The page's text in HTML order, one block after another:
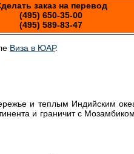
заказ на перевод
(495) 650-35-00
(495) 589-83-47
Виза в ЮАР.
и теплым Индийским
и граничит с